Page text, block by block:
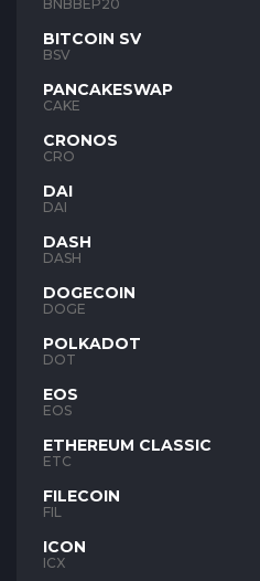
BNBBEP20
BITCOIN SV
BSV
PANCAKESWAP
CAKE
CRONOS
CRO
DAI
DAI
DASH
DASH
DOGECOIN
DOGE
POLKADOT
DOT
EOS
EOS
ETHEREUM CLASSIC
ETC
FILECOIN
FIL
ICON
ICX